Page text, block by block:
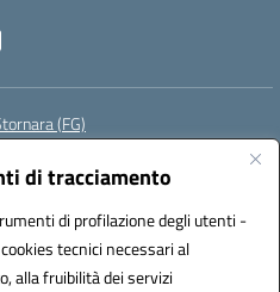
di tracciamento
di profilazione degli utenti -
tecnici necessari al
alla fruibilità dei servizi
(FG)
FGIC83700P@pec.istruzione.it
(IPA): istsc_fgic83700p